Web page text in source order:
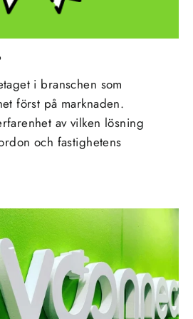
i branschen som
först på marknaden.
av vilken lösning
och fastighetens